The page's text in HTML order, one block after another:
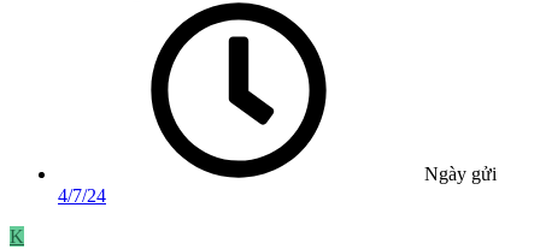
Ngày gửi
4/7/24
K